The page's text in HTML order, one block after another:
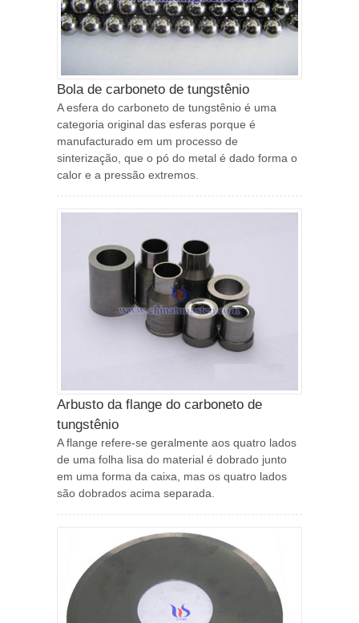
Bola de carboneto de tungstênio
A esfera do carboneto de tungstênio é uma
categoria original das esferas porque é
manufacturado em um processo de
sinterização, que o pó do metal é dado forma o
calor e a pressão extremos.
Arbusto da flange do carboneto de
tungstênio
A flange refere-se geralmente aos quatro lados
de uma folha lisa do material é dobrado junto
em uma forma da caixa, mas os quatro lados
são dobrados acima separada.